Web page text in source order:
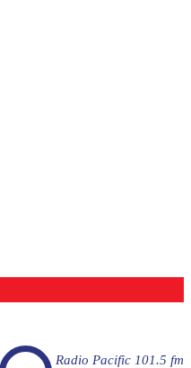
Radio Pacific 101.5 fm